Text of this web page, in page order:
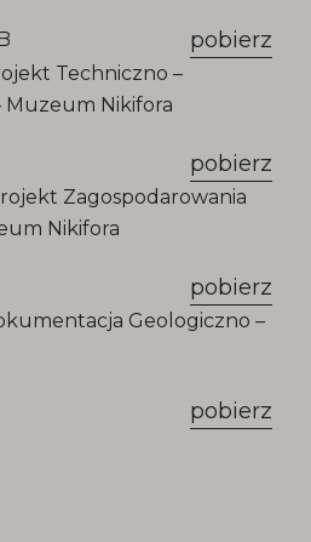
pobierz
Techniczno –
Muzeum Nikifora
pobierz
Zagospodarowania
Nikifora
pobierz
Geologiczno –
pobierz